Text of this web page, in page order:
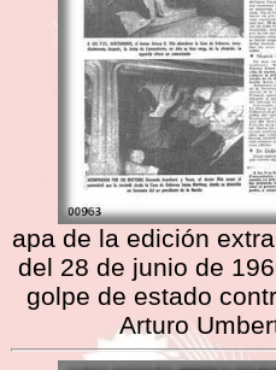
apa de la edición
del 28 de junio de
golpe de estado
Arturo